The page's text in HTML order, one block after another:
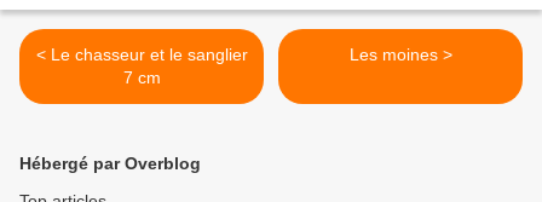
< Le chasseur et le sanglier
7 cm
Les moines >
Hébergé par Overblog